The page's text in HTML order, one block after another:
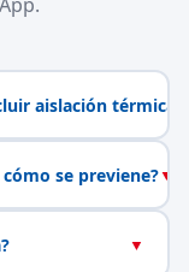
aislación térmica?
se previene?▼
▼